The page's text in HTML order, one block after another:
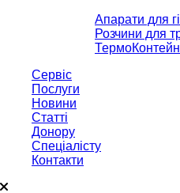
Апарати для
Розчини для
Сервіс
Послуги
Новини
Статті
Донору
Спеціалісту
Контакти